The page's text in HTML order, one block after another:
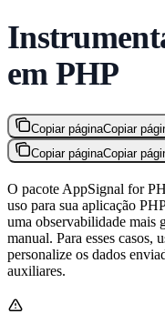
em PHP
Copiar páginaCopiar
Copiar páginaCopiar
O pacote AppSignal for
uso para sua aplicação
uma observabilidade mais
manual. Para esses casos,
personalize os dados
auxiliares.